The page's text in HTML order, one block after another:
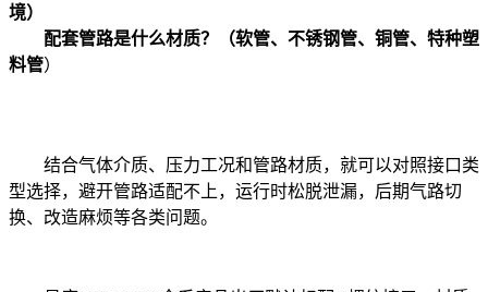
境）
配套管路是什么材质？（软管、不锈钢管、铜管、特种塑
料管）
结合气体介质、压力工况和管路材质，就可以对照接口类
型选择，避开管路适配不上，运行时松脱泄漏，后期气路切
换、改造麻烦等各类问题。